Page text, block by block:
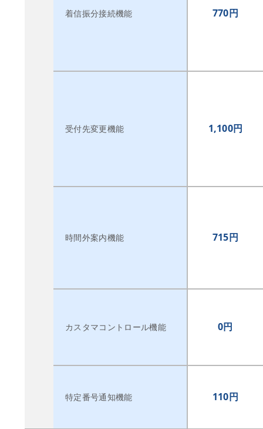
着信振分接続機能 770円
受付先変更機能 1,100円
時間外案内機能 715円
カスタマコントロール機能 0円
特定番号通知機能 110円